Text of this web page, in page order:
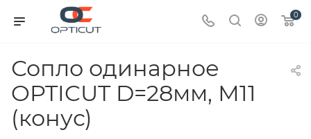
0
Сопло одинарное
OPTICUT D=28мм, М11
(конус)